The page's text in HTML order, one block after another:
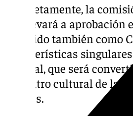
Concretamente, la
día, llevará a aprobación
conocido también como
características
cultural, que será
en centro cultural de la
talleres.